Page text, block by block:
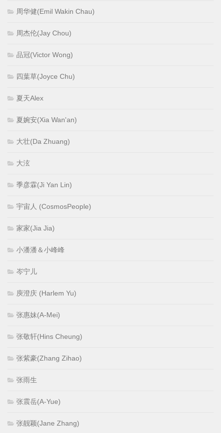
周华健(Emil Wakin Chau)
周杰伦(Jay Chou)
品冠(Victor Wong)
四葉草(Joyce Chu)
夏天Alex
夏婉安(Xia Wan'an)
大壮(Da Zhuang)
大泫
季彦霖(Ji Yan Lin)
宇宙人 (CosmosPeople)
家家(Jia Jia)
小潘潘＆小峰峰
岑宁儿
庾澄庆 (Harlem Yu)
张惠妹(A-Mei)
张敬轩(Hins Cheung)
张紫豪(Zhang Zihao)
张雨生
张震岳(A-Yue)
张靓颖(Jane Zhang)